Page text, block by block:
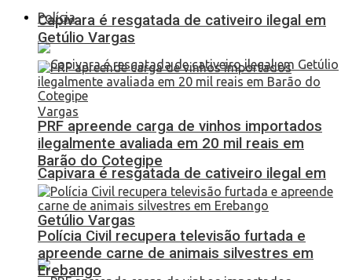
Polícia
Capivara é resgatada de cativeiro ilegal em
Getúlio Vargas
Capivara é resgatada de cativeiro ilegal em
Getúlio Vargas
PRF apreende carga de vinhos importados
ilegalmente avaliada em 20 mil reais em
Barão do Cotegipe
Polícia Civil recupera televisão furtada e
apreende carne de animais silvestres em
Erebango